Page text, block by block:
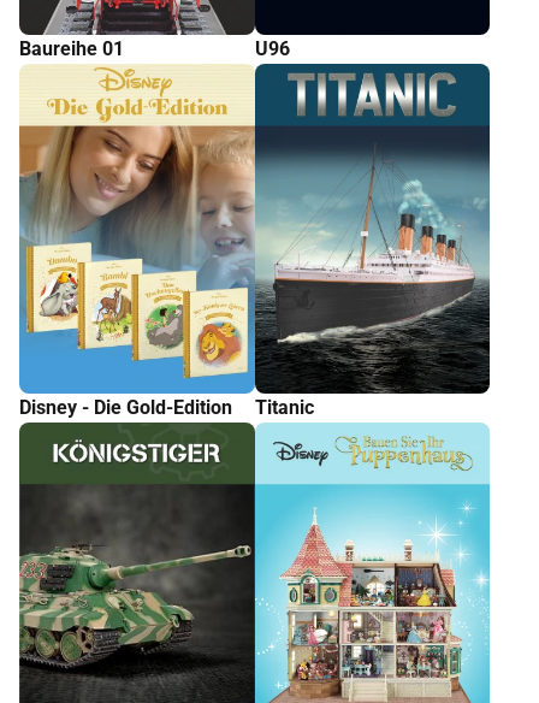
Baureihe 01 U96
Disney - Die Gold-Edition Titanic